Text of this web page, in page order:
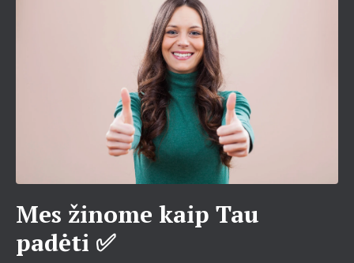
Mes žinome kaip Tau
padėti ✅